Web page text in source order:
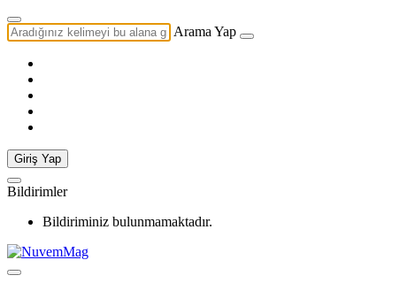
Arama Yap
Giriş Yap
Bildirimler
Bildiriminiz bulunmamaktadır.